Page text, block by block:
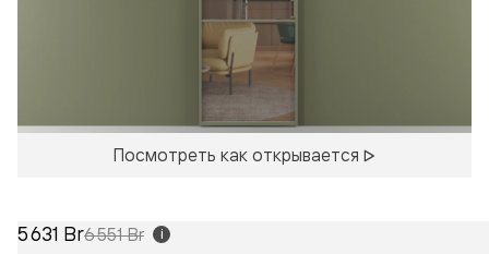
Посмотреть как открывается
5 631 Br6 551 Br i